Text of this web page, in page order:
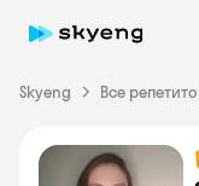
Skyeng Все